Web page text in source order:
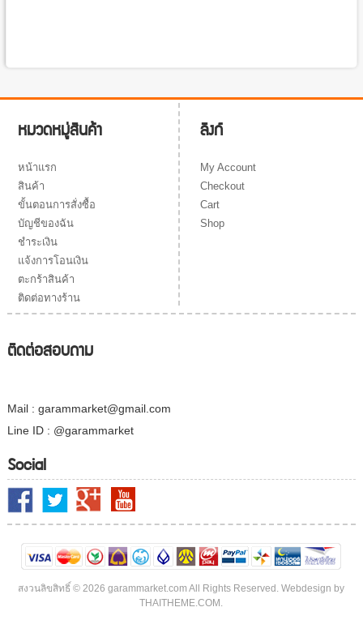
หมวดหมู่สินค้า
หน้าแรก
สินค้า
ขั้นตอนการสั่งซื้อ
บัญชีของฉัน
ชำระเงิน
แจ้งการโอนเงิน
ตะกร้าสินค้า
ติดต่อทางร้าน
ลิงก์
My Account
Checkout
Cart
Shop
ติดต่อสอบถาม
Mail : garammarket@gmail.com
Line ID : @garammarket
Social
สงวนลิขสิทธิ์ © 2026 garammarket.com All Rights Reserved. Webdesign by
THAITHEME.COM.